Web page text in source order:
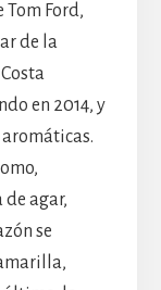
Tom Ford,
de la
en 2014, y
agar,
se